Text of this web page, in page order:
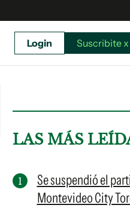
Login Suscribite x
LAS MÁS
Se suspendió el
Montevideo City